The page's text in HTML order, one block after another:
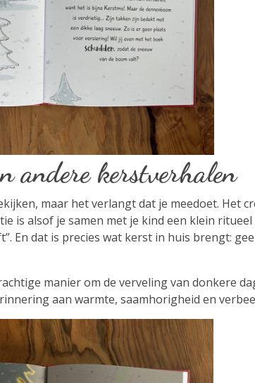
andere kerstverhalen
maar het verlangt dat je meedoet. Het
is alsof je samen met je kind een klein
En dat is precies wat kerst in huis brengt:
manier om de verveling van donkere
aan warmte, saamhorigheid en